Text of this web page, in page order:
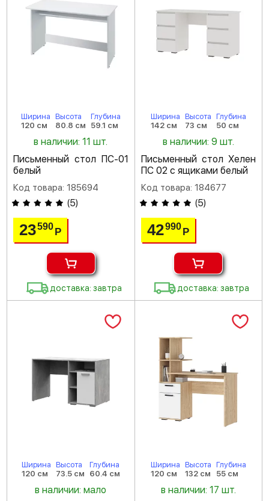
Ширина
120 см
Высота
80.8 см
Глубина
59.1 см
в наличии: 11 шт.
Письменный стол ПС-01
белый
Код товара: 185694
(5)
23590Р
доставка: завтра
Ширина
142 см
Высота
73 см
Глубина
50 см
в наличии: 9 шт.
Письменный стол Хелен
ПС 02 с ящиками белый
Код товара: 184677
(5)
42990 Р
доставка: завтра
Ширина
120 см
Высота
73.5 см
Глубина
60.4 см
в наличии: мало
Ширина
120 см
Высота
132 см
Глубина
55 см
в наличии: 17 шт.